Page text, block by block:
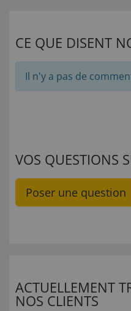
CE QUE DISENT
Il n'y a pas de
VOS QUESTIONS
Poser une question
ACTUELLEMENT
NOS CLIENTS